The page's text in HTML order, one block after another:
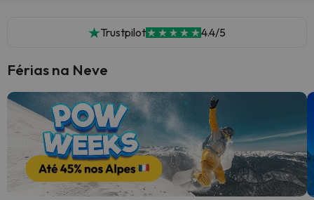
Trustpilot 4.4/5
Férias na Neve